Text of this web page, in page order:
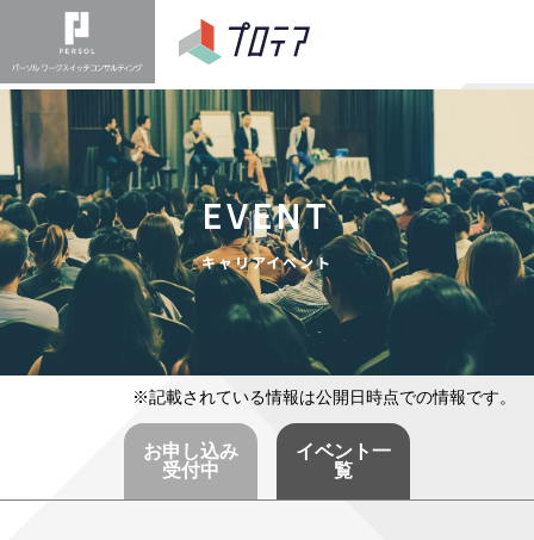
EVENT
キャリアイベント
※記載されている情報は公開日時点での情報です。
お申し込み
受付中
イベント一
覧